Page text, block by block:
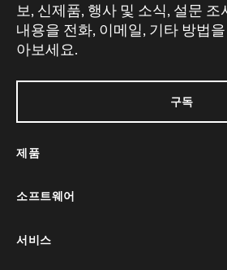
보, 신제품, 행사 및 소식, 설문 조
내용을 전화, 이메일, 기타 방법
아보세요.
구독
제품
소프트웨어
서비스